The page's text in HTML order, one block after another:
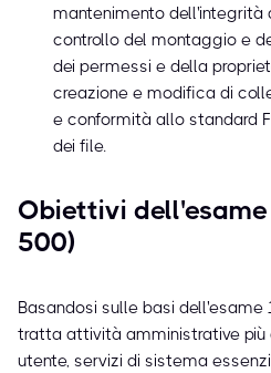
mantenimento dell'integrità
controllo del montaggio e
dei permessi e della
creazione e modifica di
e conformità allo standard
dei file.
Obiettivi dell'esame
500)
Basandosi sulle basi
tratta attività amministrative più
utente, servizi di sistema